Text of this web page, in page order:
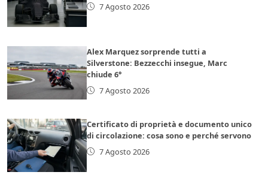
7 Agosto 2026
Alex Marquez sorprende tutti a
Silverstone: Bezzecchi insegue, Marc
chiude 6°
7 Agosto 2026
Certificato di proprietà e documento unico
di circolazione: cosa sono e perché servono
7 Agosto 2026